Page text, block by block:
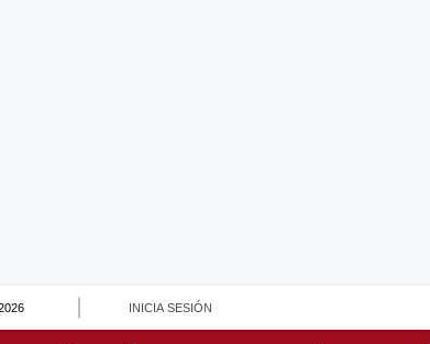
INICIA SESIÓN